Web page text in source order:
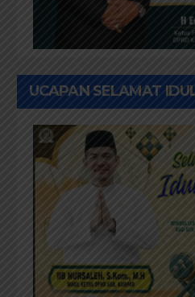
UCAPAN SELAMAT